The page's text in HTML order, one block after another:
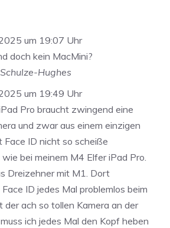
um 19:07 Uhr
doch kein MacMini?
Hughes
um 19:49 Uhr
Pro braucht zwingend eine
und zwar aus einem einzigen
Face ID nicht so scheiße
bei meinem M4 Elfer iPad Pro.
Dreizehner mit M1. Dort
ID jedes Mal problemlos beim
der ach so tollen Kamera an der
ich jedes Mal den Kopf heben